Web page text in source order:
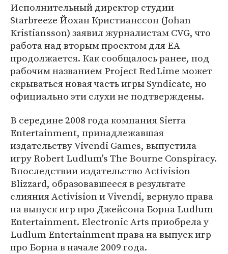
Исполнительный директор студии
Starbreeze Йохан Кристианссон (Johan
Kristiansson) заявил журналистам CVG, что
работа над вторым проектом для EA
продолжается. Как сообщалось ранее, под
рабочим названием Project RedLime может
скрываться новая часть игры Syndicate, но
официально эти слухи не подтверждены.
В середине 2008 года компания Sierra
Entertainment, принадлежавшая
издательству Vivendi Games, выпустила
игру Robert Ludlum's The Bourne Conspiracy.
Впоследствии издательство Activision
Blizzard, образовавшееся в результате
слияния Activision и Vivendi, вернуло права
на выпуск игр про Джейсона Борна Ludlum
Entertainment. Electronic Arts приобрела у
Ludlum Entertainment права на выпуск игр
про Борна в начале 2009 года.